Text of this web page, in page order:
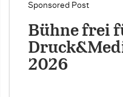
Sponsored Post
Bühne frei
2026